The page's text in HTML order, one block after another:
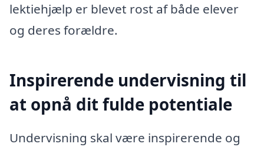
lektiehjælp er blevet rost af både elever
og deres forældre.
Inspirerende undervisning til
at opnå dit fulde potentiale
Undervisning skal være inspirerende og